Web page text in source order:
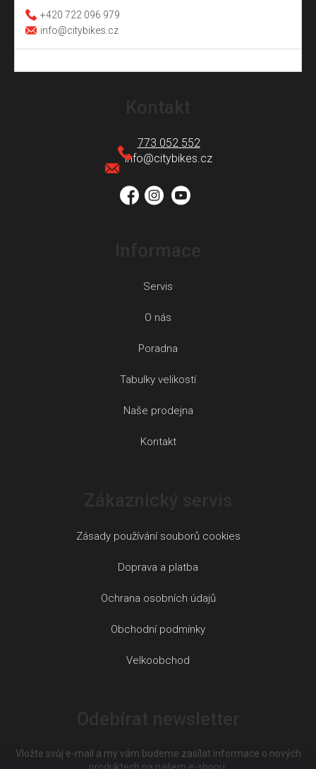
+420 722 096 979
info@citybikes.cz
info@citybikes.cz
773 052 552
Servis
O nás
Poradna
Tabulky velikostí
Naše prodejna
Kontakt
Zásady používání souborů cookies
Doprava a platba
Ochrana osobních údajů
Obchodní podmínky
Velkoobchod
Vložte svůj e-mail a my vám budeme zasílat informace o nových